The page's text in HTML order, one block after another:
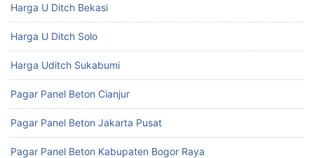
Harga U Ditch Bekasi
Harga U Ditch Solo
Harga Uditch Sukabumi
Pagar Panel Beton Cianjur
Pagar Panel Beton Jakarta Pusat
Pagar Panel Beton Kabupaten Bogor Raya